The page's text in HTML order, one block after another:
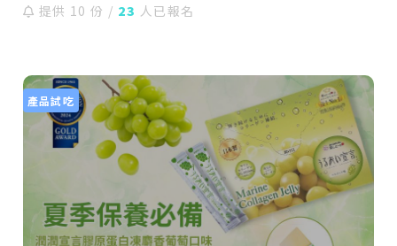
提供 10 份 / 23 人已報名
產品試吃